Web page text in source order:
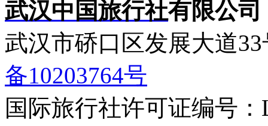
武汉中国旅行社有限公司
武汉市硚口区发展大道
备10203764号
国际旅行社许可证编号